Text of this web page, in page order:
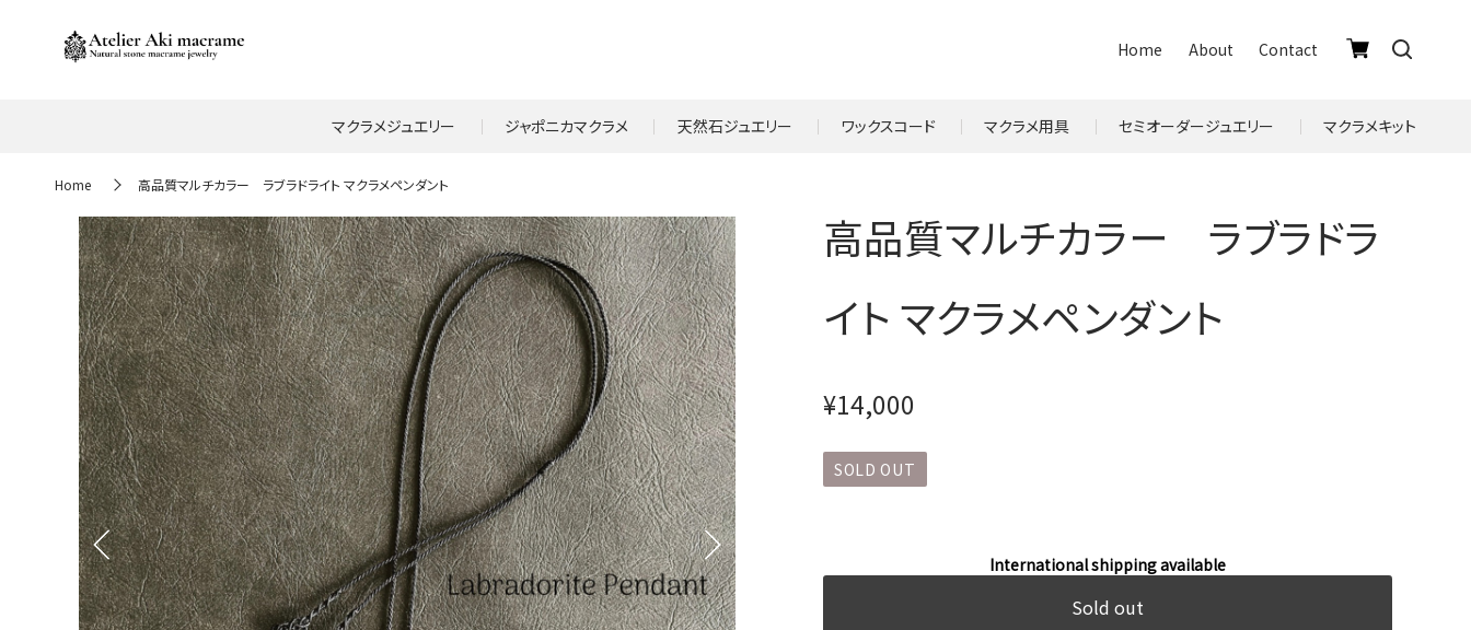
Home About Contact
マクラメジュエリー ジャポニカマクラメ 天然石ジュエリー ワックスコード マクラメ用具 セミオーダージュエリー マクラメキット
Home 高品質マルチカラー ラブラドライト マクラメペンダント
Previous Next
高品質マルチカラー ラブラドラ
イト マクラメペンダント
¥14,000
SOLD OUT
International shipping available
Sold out